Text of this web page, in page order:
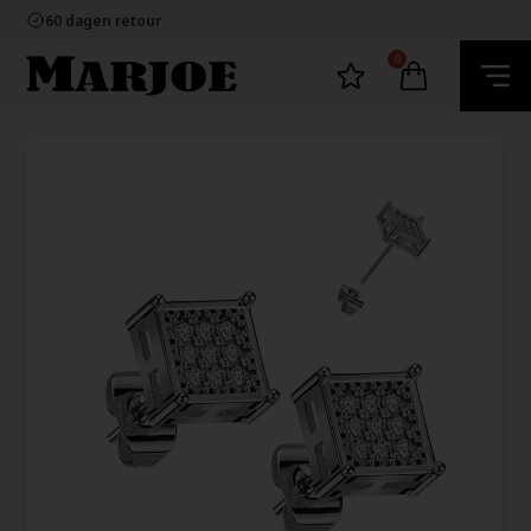
60 dagen retour
Ecommerce Europe
100% nikkelvrij sieraden
60 dagen retour
0